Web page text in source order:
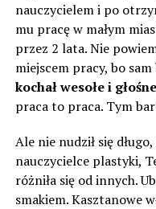
nauczycielem i po
mu pracę w małym
przez 2 lata. Nie
miejscem pracy, bo
kochał wesołe i
praca to praca. Tym
Ale nie nudził się
nauczycielce plastyki,
różniła się od innych.
smakiem. Kasztanowe